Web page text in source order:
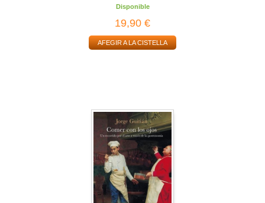
Disponible
19,90 €
AFEGIR A LA CISTELLA